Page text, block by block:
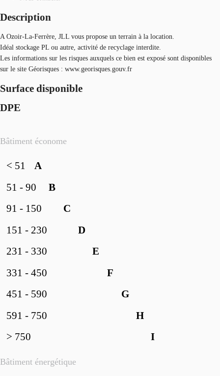
Description
A Ozoir-La-Ferrère, JLL vous propose un terrain à la location.
Idéal stockage PL ou autre, activité de recyclage interdite.
Les informations sur les risques auxquels ce bien est exposé sont disponibles
sur le site Géorisques : www.georisques.gouv.fr
Surface disponible
DPE
Bâtiment économe
Bâtiment énergétique
A
< 51
B
51 - 90
C
91 - 150
D
151 - 230
E
231 - 330
F
331 - 450
G
451 - 590
H
591 - 750
I
> 750